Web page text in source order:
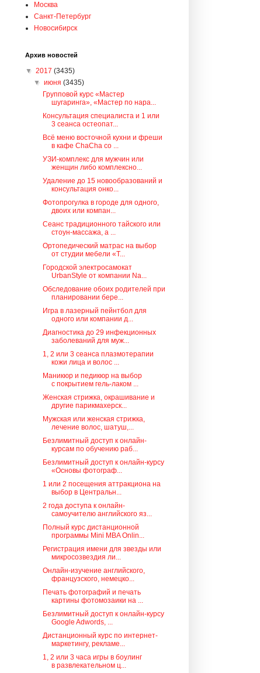
Москва
Санкт-Петербург
Новосибирск
Архив новостей
▼ 2017 (3435)
▼июня(3435)
Групповой курс «Мастер
шугаринга», «Мастер по нара...
Консультация специалиста и 1 или
3 сеанса остеопат...
Всё меню восточной кухни и фреши
в кафе ChaCha со ...
УЗИ-комплекс для мужчин или
женщин либо комплексно...
Удаление до 15 новообразований и
консультация онко...
Фотопрогулка в городе для одного,
двоих или компан...
Сеанс традиционного тайского или
стоун-массажа, а ...
Ортопедический матрас на выбор
от студии мебели «Т...
Городской электросамокат
UrbanStyle от компании Na...
Обследование обоих родителей при
планировании бере...
Игра в лазерный пейнтбол для
одного или компании д...
Диагностика до 29 инфекционных
заболеваний для муж...
1, 2 или 3 сеанса плазмотерапии
кожи лица и волос ...
Маникюр и педикюр на выбор
с покрытием гель-лаком ...
Женская стрижка, окрашивание и
другие парикмахерск...
Мужская или женская стрижка,
лечение волос, шатуш,...
Безлимитный доступ к онлайн-
курсам по обучению раб...
Безлимитный доступ к онлайн-курсу
«Основы фотограф...
1 или 2 посещения аттракциона на
выбор в Центральн...
2 года доступа к онлайн-
самоучителю английского яз...
Полный курс дистанционной
программы Mini MBA Onlin...
Регистрация имени для звезды или
микросозвездия ли...
Онлайн-изучение английского,
французского, немецко...
Печать фотографий и печать
картины фотомозаики на ...
Безлимитный доступ к онлайн-курсу
Google Adwords, ...
Дистанционный курс по интернет-
маркетингу, рекламе...
1, 2 или 3 часа игры в боулинг
в развлекательном ц...